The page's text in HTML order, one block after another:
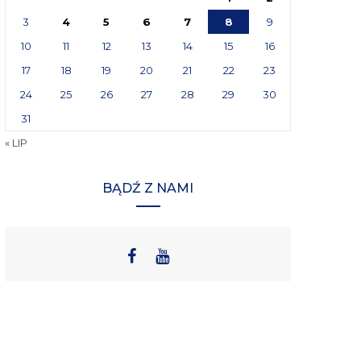
3
4 5 6 7 8
9
10
11 12 13 14 15
16
17
18 19 20 21 22
23
24
25 26 27 28 29
30
31
« LIP
BĄDŹ Z NAMI